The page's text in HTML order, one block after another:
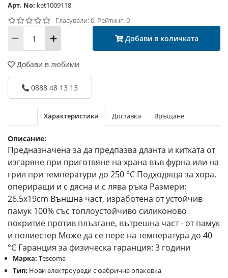
Арт. No: ket1009118
Гласували: 0, Рейтинг: 0
Добави в количката
Добави в любими
0888 48 13 13
Характеристики Доставка Връщане
Описание:
Предназначена за да предпазва дланта и китката от
изгаряне при приготвяне на храна във фурна или на
грил при температури до 250 °C Подходяща за хора,
опериращи и с дясна и с лява ръка Размери:
26.5x19cm Външна част, изработена от устойчив
памук 100% със топлоустойчиво силиконово
покритие против плъзгане, вътрешна част - от памук
и полиестер Може да се пере на температура до 40
°C Гаранция за физическа гаранция: 3 години
Марка: Tescoma
Тип: Нови електроуреди с фабрична опаковка